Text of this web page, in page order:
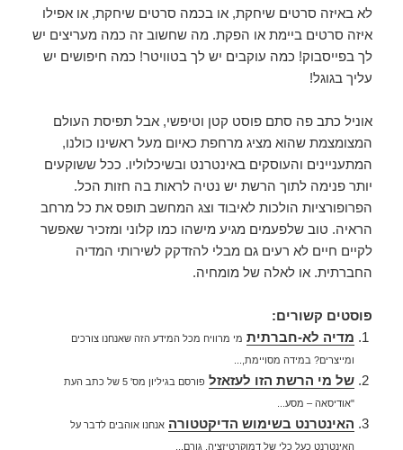
לא באיזה סרטים שיחקת, או בכמה סרטים שיחקת, או אפילו
איזה סרטים ביימת או הפקת. מה שחשוב זה כמה מעריצים יש
לך בפייסבוק! כמה עוקבים יש לך בטוויטר! כמה חיפושים יש
עליך בגוגל!
אוניל כתב פה סתם פוסט קטן וטיפשי, אבל תפיסת העולם
המצומצמת שהוא מציג מרחפת כאיום מעל ראשינו כולנו,
המתעניינים והעוסקים באינטרנט ובשיכלוליו. ככל ששוקעים
יותר פנימה לתוך הרשת יש נטיה לראות בה חזות הכל.
הפרופורציות הולכות לאיבוד וצג המחשב תופס את כל מרחב
הראיה. טוב שלפעמים מגיע מישהו כמו קלוני ומזכיר שאפשר
לקיים חיים לא רעים גם מבלי להזדקק לשירותי המדיה
החברתית. או לאלה של מומחיה.
פוסטים קשורים:
מדיה לא-חברתית מי מרוויח מכל המידע הזה שאנחנו צורכים
ומייצרים? במידה מסויימת,...
של מי הרשת הזו לעזאזל
פורסם בגיליון מס' 5 של כתב העת
"אודיסאה – מסע...
האינטרנט בשימוש הדיקטטורה אנחנו אוהבים לדבר על
האינטרנט כעל כלי של דמוקרטיזציה, גורם...